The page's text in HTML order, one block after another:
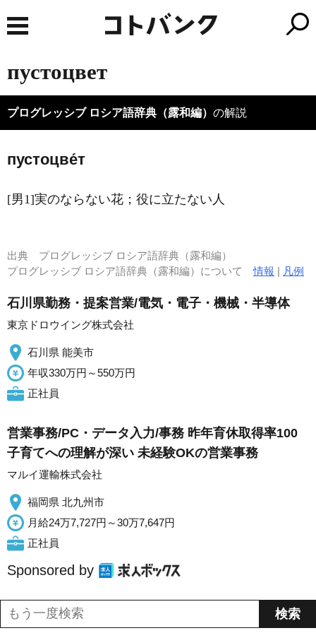
пустоцвет
プログレッシブ ロシア語辞典（露和編） の解説
пустоцве́т
[男1]実のならない花；役に立たない人
出典 プログレッシブ ロシア語辞典（露和編）
プログレッシブ ロシア語辞典（露和編）について情報 | 凡例
石川県勤務・提案営業/電気・電子・機械・半導体
東京ドロウイング株式会社
石川県 能美市
年収330万円～550万円
正社員
営業事務/PC・データ入力/事務 昨年育休取得率100
子育てへの理解が深い 未経験OKの営業事務
マルイ運輸株式会社
福岡県 北九州市
月給24万7,727円～30万7,647円
正社員
Sponsored by